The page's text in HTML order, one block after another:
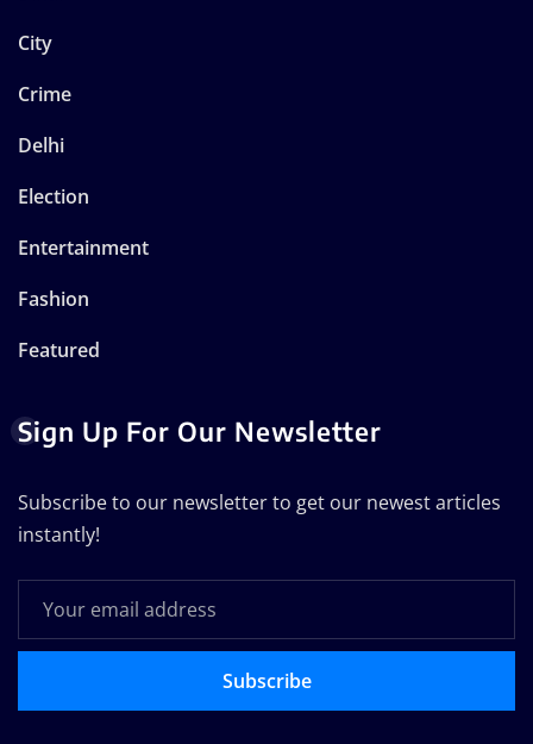
City
Crime
Delhi
Election
Entertainment
Fashion
Featured
Sign Up For Our Newsletter
Subscribe to our newsletter to get our newest articles
instantly!
Subscribe